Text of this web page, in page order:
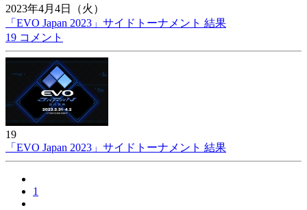
2023年4月4日（火）
「EVO Japan 2023」サイドトーナメント 結果
19 コメント
19
「EVO Japan 2023」サイドトーナメント 結果
1